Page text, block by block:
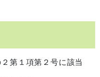
第１項第２号に該当